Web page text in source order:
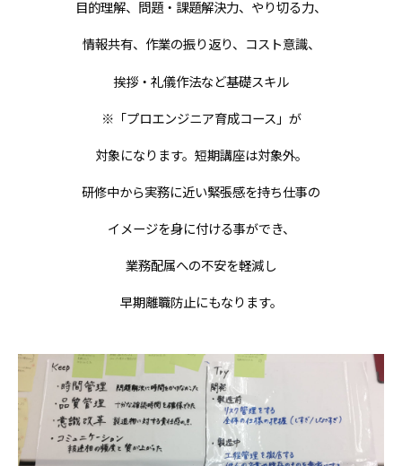
目的理解、問題・課題解決力、やり切る力、
情報共有、作業の振り返り、コスト意識、
挨拶・礼儀作法など基礎スキル
※「プロエンジニア育成コース」が
対象になります。短期講座は対象外。
研修中から実務に近い緊張感を持ち仕事の
イメージを身に付ける事ができ、
業務配属への不安を軽減し
早期離職防止にもなります。